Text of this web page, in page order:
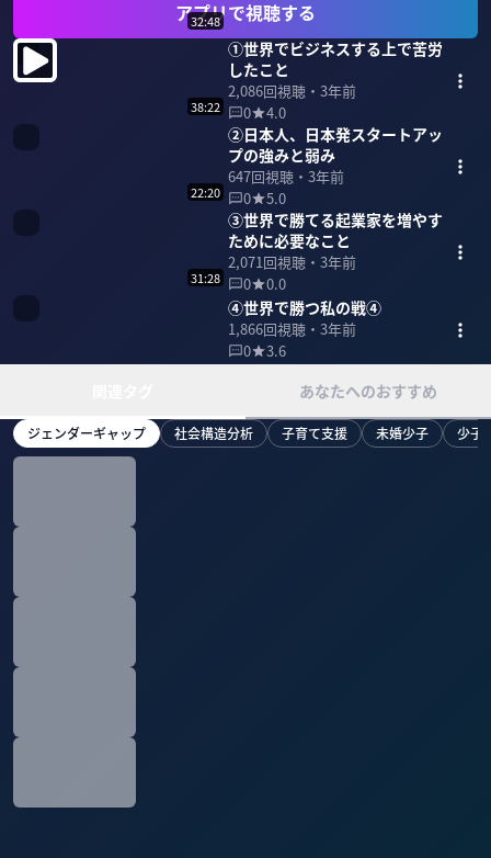
アプリで視聴する
32:48
①世界でビジネスする上で苦労
したこと
2,086回視聴・ 3年前
0
4.0
38:22
②日本人、日本発スタートアッ
プの強みと弱み
647回視聴・ 3年前
0
5.0
22:20
③世界で勝てる起業家を増やす
ために必要なこと
2,071回視聴・ 3年前
0
0.0
31:28
④世界で勝つ私の戦④
1,866回視聴・ 3年前
0
3.6
あなたへのおすすめ
ジェンダーギャップ 社会構造分析 子育て支援 未婚少子 少子